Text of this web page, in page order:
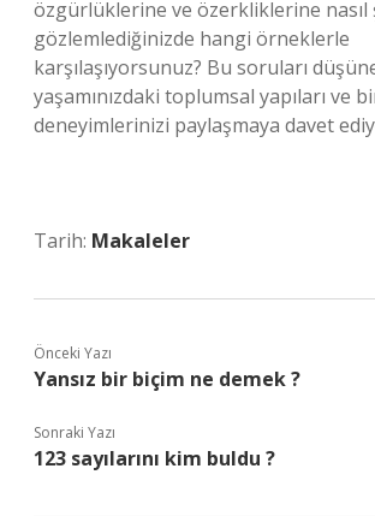
özgürlüklerine ve özerkliklerine nasıl
gözlemlediğinizde hangi örneklerle
karşılaşıyorsunuz? Bu soruları
yaşamınızdaki toplumsal yapıları ve
deneyimlerinizi paylaşmaya davet
Tarih: Makaleler
Önceki Yazı
Yansız bir biçim ne demek ?
Sonraki Yazı
123 sayılarını kim buldu ?